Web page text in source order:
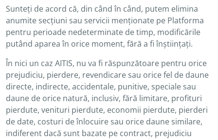
Sunteți de acord că, din când în când, putem elimina
anumite secțiuni sau servicii menționate pe Platforma
pentru perioade nedeterminate de timp, modificările
putând aparea în orice moment, fără a fi înștiințați.
În nici un caz AITIS, nu va fi răspunzătoare pentru orice
prejudiciu, pierdere, revendicare sau orice fel de daune
directe, indirecte, accidentale, punitive, speciale sau
daune de orice natură, inclusiv, fără limitare, profituri
pierdute, venituri pierdute, economii pierdute, pierderi
de date, costuri de înlocuire sau orice daune similare,
indiferent dacă sunt bazate pe contract, prejudiciu